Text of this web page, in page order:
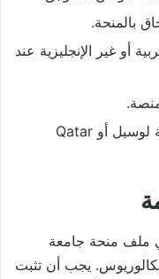
بالمنحة.
أو غير الإنجليزية عند
أي مستندات إضافية تطلبها جامعة لوسيل أو Qatar
ملف منحة جامعة
يجب أن تثبت